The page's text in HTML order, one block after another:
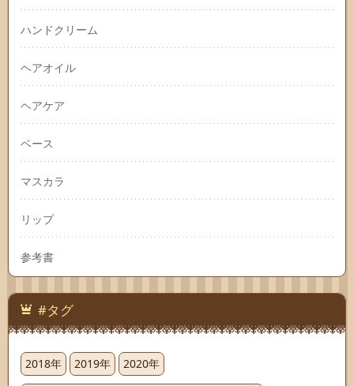
ハンドクリーム
ヘアオイル
ヘアケア
ベース
マスカラ
リップ
参考書
#タグ
2018年 2019年 2020年